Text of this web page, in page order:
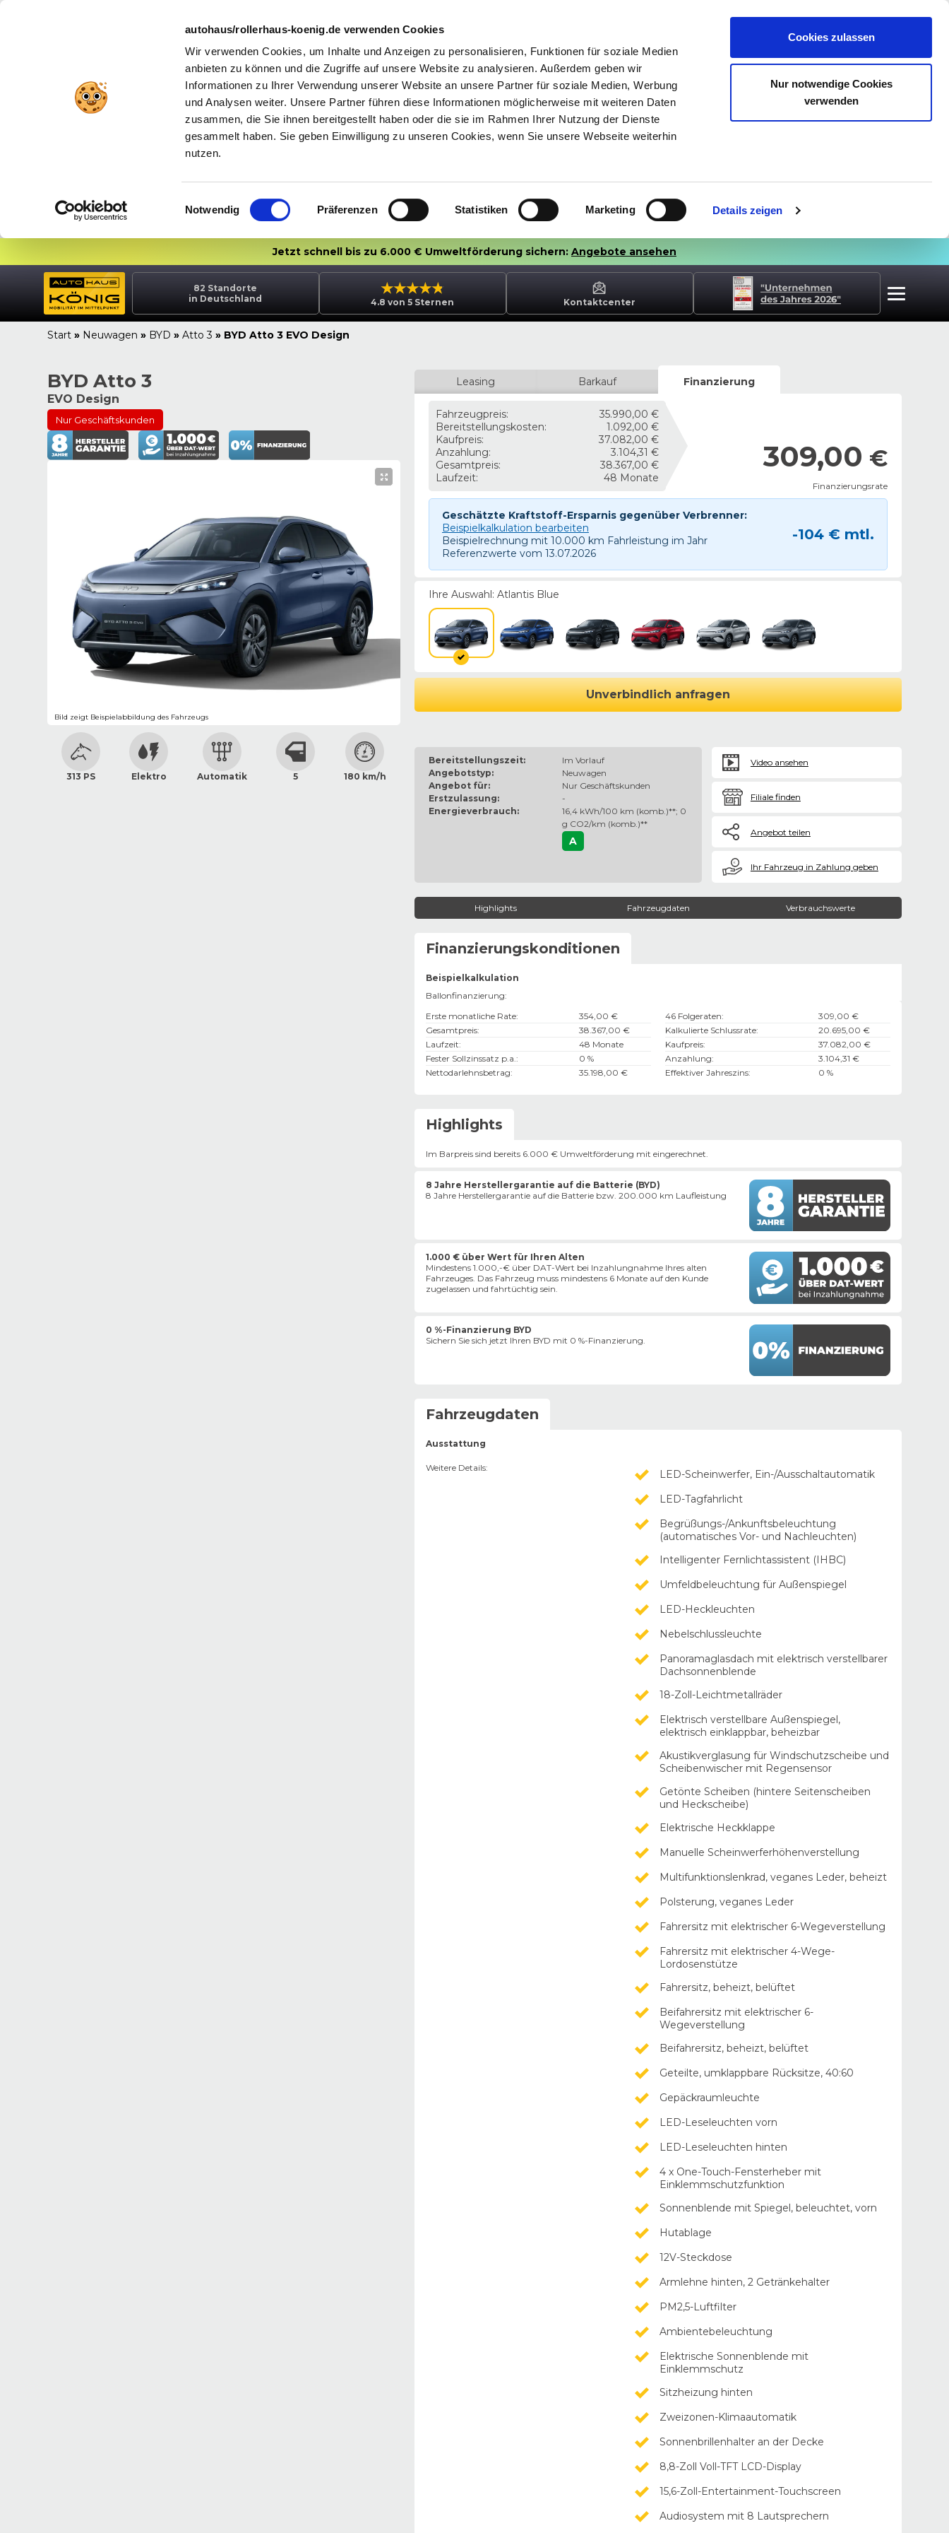
autohaus/rollerhaus-koenig.de verwenden Cookies
Wir verwenden Cookies, um Inhalte und Anzeigen zu personalisieren, Funktionen für soziale Medien
anbieten zu können und die Zugriffe auf unsere Website zu analysieren. Außerdem geben wir
Informationen zu Ihrer Verwendung unserer Website an unsere Partner für soziale Medien, Werbung
und Analysen weiter. Unsere Partner führen diese Informationen möglicherweise mit weiteren Daten
zusammen, die Sie ihnen bereitgestellt haben oder die sie im Rahmen Ihrer Nutzung der Dienste
gesammelt haben. Sie geben Einwilligung zu unseren Cookies, wenn Sie unsere Webseite weiterhin
nutzen.
Einwilligungsauswahl
Notwendig Präferenzen Statistiken Marketing Details zeigen
Cookies zulassen
Nur notwendige Cookies
verwenden
Jetzt schnell bis zu 6.000 € Umweltförderung sichern: Angebote ansehen
82 Standorte
in Deutschland
4.8 von 5 Sternen Kontaktcenter
Start » Neuwagen » BYD » Atto 3 » BYD Atto 3 EVO Design
BYD Atto 3
EVO Design
Nur Geschäftskunden
Bild zeigt Beispielabbildung des Fahrzeugs
313 PS Elektro Automatik 5 180 km/h
Leasing Barkauf Finanzierung
Fahrzeugpreis:
35.990,00 €
Bereitstellungskosten:
1.092,00 €
Kaufpreis:
37.082,00 €
Anzahlung:
3.104,31 €
Gesamtpreis:
38.367,00 €
Laufzeit: 48 Monate
309,00 €
Finanzierungsrate
Geschätzte Kraftstoff-Ersparnis gegenüber Verbrenner:
Beispielkalkulation bearbeiten
Beispielrechnung mit 10.000 km Fahrleistung im Jahr
Referenzwerte vom 13.07.2026
-104 € mtl.
Ihre Auswahl: Atlantis Blue
Unverbindlich anfragen
Bereitstellungszeit:
Im Vorlauf
Angebotstyp:
Neuwagen
Angebot für:
Nur Geschäftskunden
Erstzulassung:
-
Energieverbrauch:
16,4 kWh/100 km (komb.)**; 0
g CO2/km (komb.)**
A
Video ansehen
Filiale finden
Angebot teilen
€ Ihr Fahrzeug in Zahlung geben
Highlights Fahrzeugdaten Verbrauchswerte
Finanzierungskonditionen
Beispielkalkulation
Ballonfinanzierung:
Erste monatliche Rate:
354,00 €
Gesamtpreis:
38.367,00 €
Laufzeit:
48 Monate
Fester Sollzinssatz p.a. :
0 %
Nettodarlehnsbetrag: 35.198,00 €
46 Folgeraten:
309,00 €
Kalkulierte Schlussrate:
20.695,00 €
Kaufpreis:
37.082,00 €
Anzahlung:
3.104,31 €
Effektiver Jahreszins: 0 %
Highlights
Im Barpreis sind bereits 6.000 € Umweltförderung mit eingerechnet.
8 Jahre Herstellergarantie auf die Batterie (BYD)
8 Jahre Herstellergarantie auf die Batterie bzw. 200.000 km Laufleistung
1.000 € über Wert für Ihren Alten
Mindestens 1.000,-€ über DAT-Wert bei Inzahlungnahme Ihres alten
Fahrzeuges. Das Fahrzeug muss mindestens 6 Monate auf den Kunde
zugelassen und fahrtüchtig sein.
0 %-Finanzierung BYD
Sichern Sie sich jetzt Ihren BYD mit 0 %-Finanzierung.
Fahrzeugdaten
Ausstattung
Weitere Details:
LED-Scheinwerfer, Ein-/Ausschaltautomatik
LED-Tagfahrlicht
Begrüßungs-/Ankunftsbeleuchtung
(automatisches Vor- und Nachleuchten)
Intelligenter Fernlichtassistent (IHBC)
Umfeldbeleuchtung für Außenspiegel
LED-Heckleuchten
Nebelschlussleuchte
Panoramaglasdach mit elektrisch verstellbarer
Dachsonnenblende
18-Zoll-Leichtmetallräder
Elektrisch verstellbare Außenspiegel,
elektrisch einklappbar, beheizbar
Akustikverglasung für Windschutzscheibe und
Scheibenwischer mit Regensensor
Getönte Scheiben (hintere Seitenscheiben
und Heckscheibe)
Elektrische Heckklappe
Manuelle Scheinwerferhöhenverstellung
Multifunktionslenkrad, veganes Leder, beheizt
Polsterung, veganes Leder
Fahrersitz mit elektrischer 6-Wegeverstellung
Fahrersitz mit elektrischer 4-Wege-
Lordosenstütze
Fahrersitz, beheizt, belüftet
Beifahrersitz mit elektrischer 6-
Wegeverstellung
Beifahrersitz, beheizt, belüftet
Geteilte, umklappbare Rücksitze, 40:60
Gepäckraumleuchte
LED-Leseleuchten vorn
LED-Leseleuchten hinten
4 x One-Touch-Fensterheber mit
Einklemmschutzfunktion
Sonnenblende mit Spiegel, beleuchtet, vorn
Hutablage
12V-Steckdose
Armlehne hinten, 2 Getränkehalter
PM2,5-Luftfilter
Ambientebeleuchtung
Elektrische Sonnenblende mit
Einklemmschutz
Sitzheizung hinten
Zweizonen-Klimaautomatik
Sonnenbrillenhalter an der Decke
8,8-Zoll Voll-TFT LCD-Display
15,6-Zoll-Entertainment-Touchscreen
Audiosystem mit 8 Lautsprechern